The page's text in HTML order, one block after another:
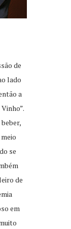
de
lado
a
se
de
em